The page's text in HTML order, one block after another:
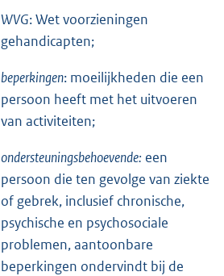
WVG: Wet voorzieningen
gehandicapten;
beperkingen: moeilijkheden die een
persoon heeft met het uitvoeren
van activiteiten;
ondersteuningsbehoevende: een
persoon die ten gevolge van ziekte
of gebrek, inclusief chronische,
psychische en psychosociale
problemen, aantoonbare
beperkingen ondervindt bij de